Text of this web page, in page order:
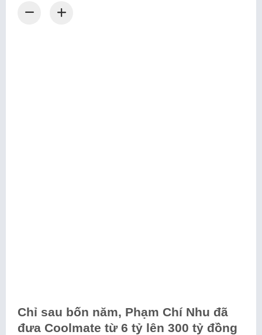
Chỉ sau bốn năm, Phạm Chí Nhu đã
đưa Coolmate từ 6 tỷ lên 300 tỷ đồng